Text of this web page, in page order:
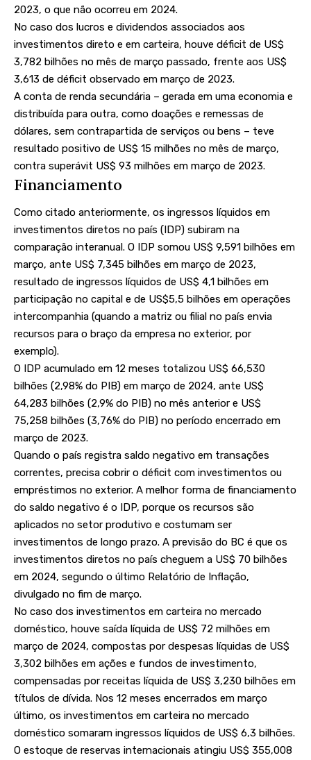
2023, o que não ocorreu em 2024.
No caso dos lucros e dividendos associados aos
investimentos direto e em carteira, houve déficit de US$
3,782 bilhões no mês de março passado, frente aos US$
3,613 de déficit observado em março de 2023.
A conta de renda secundária – gerada em uma economia e
distribuída para outra, como doações e remessas de
dólares, sem contrapartida de serviços ou bens – teve
resultado positivo de US$ 15 milhões no mês de março,
contra superávit US$ 93 milhões em março de 2023.
Financiamento
Como citado anteriormente, os ingressos líquidos em
investimentos diretos no país (IDP) subiram na
comparação interanual. O IDP somou US$ 9,591 bilhões em
março, ante US$ 7,345 bilhões em março de 2023,
resultado de ingressos líquidos de US$ 4,1 bilhões em
participação no capital e de US$5,5 bilhões em operações
intercompanhia (quando a matriz ou filial no país envia
recursos para o braço da empresa no exterior, por
exemplo).
O IDP acumulado em 12 meses totalizou US$ 66,530
bilhões (2,98% do PIB) em março de 2024, ante US$
64,283 bilhões (2,9% do PIB) no mês anterior e US$
75,258 bilhões (3,76% do PIB) no período encerrado em
março de 2023.
Quando o país registra saldo negativo em transações
correntes, precisa cobrir o déficit com investimentos ou
empréstimos no exterior. A melhor forma de financiamento
do saldo negativo é o IDP, porque os recursos são
aplicados no setor produtivo e costumam ser
investimentos de longo prazo. A previsão do BC é que os
investimentos diretos no país cheguem a US$ 70 bilhões
em 2024, segundo o último Relatório de Inflação,
divulgado no fim de março.
No caso dos investimentos em carteira no mercado
doméstico, houve saída líquida de US$ 72 milhões em
março de 2024, compostas por despesas líquidas de US$
3,302 bilhões em ações e fundos de investimento,
compensadas por receitas líquida de US$ 3,230 bilhões em
títulos de dívida. Nos 12 meses encerrados em março
último, os investimentos em carteira no mercado
doméstico somaram ingressos líquidos de US$ 6,3 bilhões.
O estoque de reservas internacionais atingiu US$ 355,008